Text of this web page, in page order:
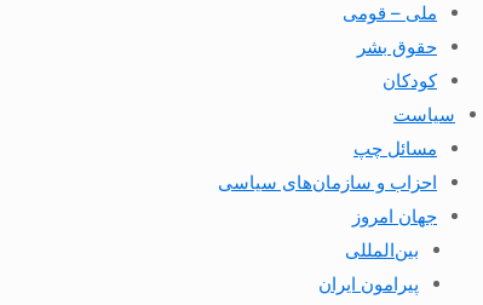
ملی – قومی
حقوق بشر
کودکان
سیاست
مسائل چپ
احزاب و سازمان‌های سیاسی
جهان امروز
بین‌المللی
پیرامون ایران